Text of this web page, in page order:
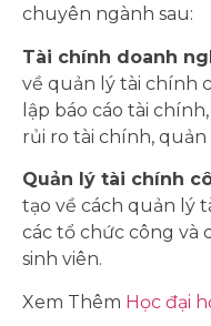
chuyên ngành sau:
Tài chính doanh
về quản lý tài chính
lập báo cáo tài
rủi ro tài chính,
Quản lý tài chính
tạo về cách quản lý
các tổ chức công và
sinh viên.
Xem Thêm Học đại